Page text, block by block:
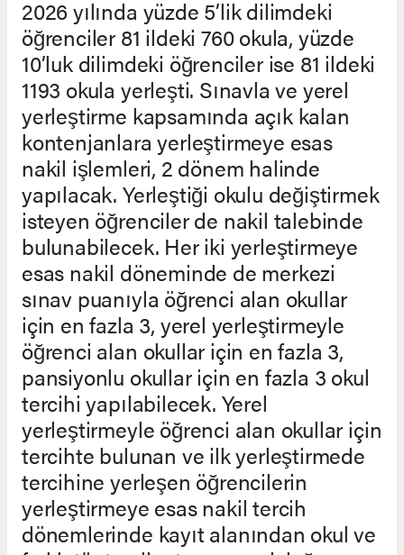
2026 yılında yüzde 5’lik dilimdeki
öğrenciler 81 ildeki 760 okula, yüzde
10’luk dilimdeki öğrenciler ise 81 ildeki
1193 okula yerleşti. Sınavla ve yerel
yerleştirme kapsamında açık kalan
kontenjanlara yerleştirmeye esas
nakil işlemleri, 2 dönem halinde
yapılacak. Yerleştiği okulu değiştirmek
isteyen öğrenciler de nakil talebinde
bulunabilecek. Her iki yerleştirmeye
esas nakil döneminde de merkezi
sınav puanıyla öğrenci alan okullar
için en fazla 3, yerel yerleştirmeyle
öğrenci alan okullar için en fazla 3,
pansiyonlu okullar için en fazla 3 okul
tercihi yapılabilecek. Yerel
yerleştirmeyle öğrenci alan okullar için
tercihte bulunan ve ilk yerleştirmede
tercihine yerleşen öğrencilerin
yerleştirmeye esas nakil tercih
dönemlerinde kayıt alanından okul ve